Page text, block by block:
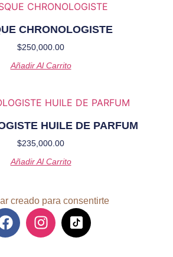
CHRONOLOGISTE
$250,000.00
Añadir Al Carrito
HUILE DE PARFUM
$235,000.00
Añadir Al Carrito
creado para consentirte